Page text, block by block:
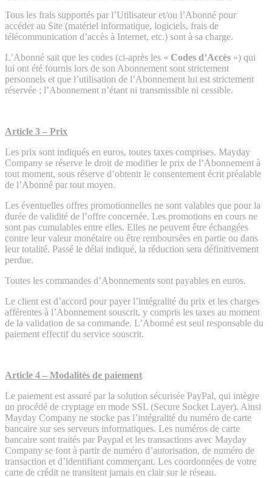
Tous les frais supportés par l’Utilisateur et/ou l’Abonné pour
accéder au Site (matériel informatique, logiciels, frais de
télécommunication d’accès à Internet, etc.) sont à sa charge.
L’Abonné sait que les codes (ci-après les « Codes d’Accès ») qui
lui ont été fournis lors de son Abonnement sont strictement
personnels et que l’utilisation de l’Abonnement lui est strictement
réservée ; l’Abonnement n’étant ni transmissible ni cessible.
Article 3 – Prix
Les prix sont indiqués en euros, toutes taxes comprises. Mayday
Company se réserve le droit de modifier le prix de l’Abonnement à
tout moment, sous réserve d’obtenir le consentement écrit préalable
de l’Abonné par tout moyen.
Les éventuelles offres promotionnelles ne sont valables que pour la
durée de validité de l’offre concernée. Les promotions en cours ne
sont pas cumulables entre elles. Elles ne peuvent être échangées
contre leur valeur monétaire ou être remboursées en partie ou dans
leur totalité. Passé le délai indiqué, la réduction sera définitivement
perdue.
Toutes les commandes d’Abonnements sont payables en euros.
Le client est d’accord pour payer l’intégralité du prix et les charges
afférentes à l’Abonnement souscrit, y compris les taxes au moment
de la validation de sa commande. L’Abonné est seul responsable du
paiement effectif du service souscrit.
Article 4 – Modalités de paiement
Le paiement est assuré par la solution sécurisée PayPal, qui intègre
un procédé de cryptage en mode SSL (Secure Socket Layer). Ainsi
Mayday Company ne stocke pas l’intégralité du numéro de carte
bancaire sur ses serveurs informatiques. Les numéros de carte
bancaire sont traités par Paypal et les transactions avec Mayday
Company se font à partir de numéro d’autorisation, de numéro de
transaction et d’identifiant commerçant. Les coordonnées de votre
carte de crédit ne transitent jamais en clair sur le réseau.